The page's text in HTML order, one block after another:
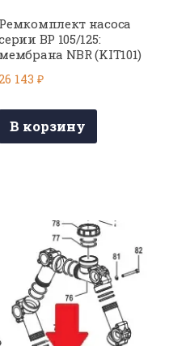
Ремкомплект насоса
BP 105/125:
мембрана NBR (KIT101)
143₽
В корзину